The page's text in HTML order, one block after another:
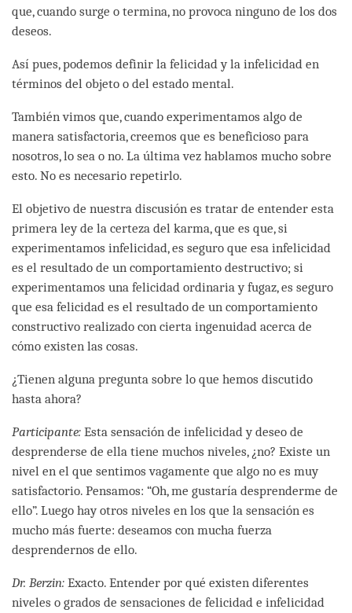
que, cuando surge o termina, no provoca ninguno de los dos
deseos.
Así pues, podemos definir la felicidad y la infelicidad en
términos del objeto o del estado mental.
También vimos que, cuando experimentamos algo de
manera satisfactoria, creemos que es beneficioso para
nosotros, lo sea o no. La última vez hablamos mucho sobre
esto. No es necesario repetirlo.
El objetivo de nuestra discusión es tratar de entender esta
primera ley de la certeza del karma, que es que, si
experimentamos infelicidad, es seguro que esa infelicidad
es el resultado de un comportamiento destructivo; si
experimentamos una felicidad ordinaria y fugaz, es seguro
que esa felicidad es el resultado de un comportamiento
constructivo realizado con cierta ingenuidad acerca de
cómo existen las cosas.
¿Tienen alguna pregunta sobre lo que hemos discutido
hasta ahora?
Participante: Esta sensación de infelicidad y deseo de
desprenderse de ella tiene muchos niveles, ¿no? Existe un
nivel en el que sentimos vagamente que algo no es muy
satisfactorio. Pensamos: “Oh, me gustaría desprenderme de
ello”. Luego hay otros niveles en los que la sensación es
mucho más fuerte: deseamos con mucha fuerza
desprendernos de ello.
Dr. Berzin: Exacto. Entender por qué existen diferentes
niveles o grados de sensaciones de felicidad e infelicidad